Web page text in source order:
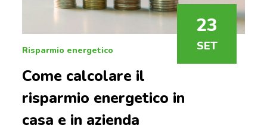
23
SET
Risparmio energetico
Come calcolare il
risparmio energetico in
casa e in azienda